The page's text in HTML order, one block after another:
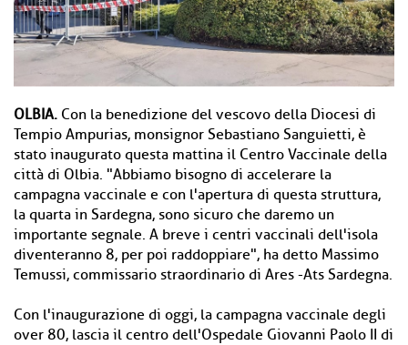
OLBIA. Con la benedizione del vescovo della Diocesi di
Tempio Ampurias, monsignor Sebastiano Sanguietti, è
stato inaugurato questa mattina il Centro Vaccinale della
città di Olbia. "Abbiamo bisogno di accelerare la
campagna vaccinale e con l'apertura di questa struttura,
la quarta in Sardegna, sono sicuro che daremo un
importante segnale. A breve i centri vaccinali dell'isola
diventeranno 8, per poi raddoppiare", ha detto Massimo
Temussi, commissario straordinario di Ares -Ats Sardegna.
Con l'inaugurazione di oggi, la campagna vaccinale degli
over 80, lascia il centro dell'Ospedale Giovanni Paolo II di